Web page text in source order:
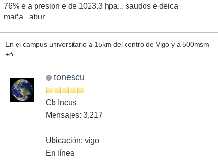
76% e a presion e de 1023.3 hpa... saudos e deica
maña...abur...
En el campus universitario a 15km del centro de Vigo y a 500msm
+ò-
tonescu
Cb Incus
Mensajes: 3,217
Ubicación: vigo
En línea